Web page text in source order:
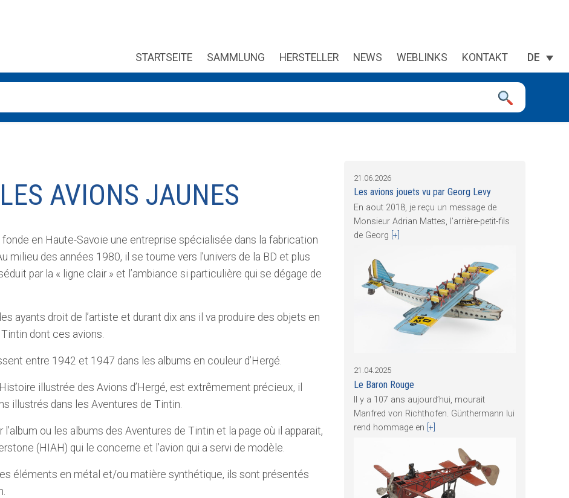
STARTSEITE SAMMLUNG HERSTELLER NEWS WEBLINKS KONTAKT DE
AVIONS JAUNES
en Haute-Savoie une entreprise spécialisée dans la fabrication
milieu des années 1980, il se tourne vers l’univers de la BD et plus
par la « ligne clair » et l’ambiance si particulière qui se dégage de
ayants droit de l’artiste et durant dix ans il va produire des objets en
dont ces avions.
entre 1942 et 1947 dans les albums en couleur d’Hergé.
illustrée des Avions d’Hergé, est extrêmement précieux, il
illustrés dans les Aventures de Tintin.
l’album ou les albums des Aventures de Tintin et la page où il apparait,
(HIAH) qui le concerne et l’avion qui a servi de modèle.
éléments en métal et/ou matière synthétique, ils sont présentés
21.06.2026
Les avions jouets vu par Georg Levy
En aout 2018, je reçu un message de
Monsieur Adrian Mattes, l’arrière-petit-fils
de Georg [+]
21.04.2025
Le Baron Rouge
Il y a 107 ans aujourd’hui, mourait
Manfred von Richthofen. Günthermann lui
rend hommage en [+]